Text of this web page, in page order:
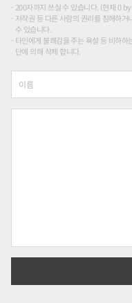
200자까지 쓰실 수 있습니다. (현재 0
저작권 등 다른 사람의 권리를 침해하
수 있습니다.
타인에게 불쾌감을 주는 욕설 등 비하
단에 의해 삭제 합니다.